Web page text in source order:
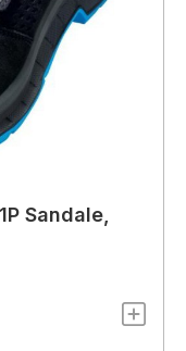
Sandale,